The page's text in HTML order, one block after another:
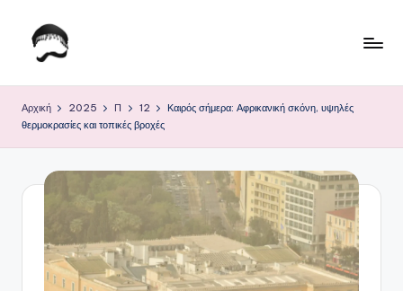
Μετάβαση
ο
Κ
Αρχική 2025 Π 12
Καιρός σήμερα: Αφρικανική σκόνη, υψηλές
θερμοκρασίες και τοπικές βροχές